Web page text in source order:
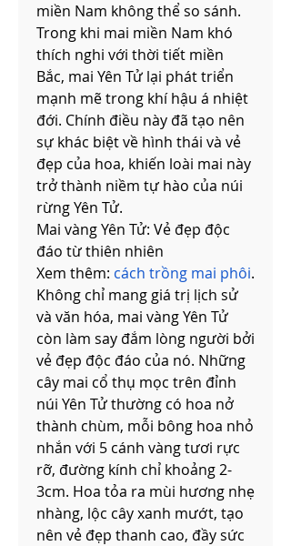
miền Nam không thể so sánh.
Trong khi mai miền Nam khó
thích nghi với thời tiết miền
Bắc, mai Yên Tử lại phát triển
mạnh mẽ trong khí hậu á nhiệt
đới. Chính điều này đã tạo nên
sự khác biệt về hình thái và vẻ
đẹp của hoa, khiến loài mai này
trở thành niềm tự hào của núi
rừng Yên Tử.
Mai vàng Yên Tử: Vẻ đẹp độc
đáo từ thiên nhiên
Xem thêm: cách trồng mai phôi.
Không chỉ mang giá trị lịch sử
và văn hóa, mai vàng Yên Tử
còn làm say đắm lòng người bởi
vẻ đẹp độc đáo của nó. Những
cây mai cổ thụ mọc trên đỉnh
núi Yên Tử thường có hoa nở
thành chùm, mỗi bông hoa nhỏ
nhắn với 5 cánh vàng tươi rực
rỡ, đường kính chỉ khoảng 2-
3cm. Hoa tỏa ra mùi hương nhẹ
nhàng, lộc cây xanh mướt, tạo
nên vẻ đẹp thanh cao, đầy sức